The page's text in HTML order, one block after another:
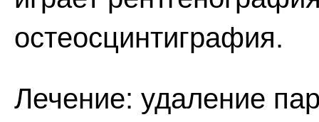
остеосцинтиграфия.
Лечение: удаление